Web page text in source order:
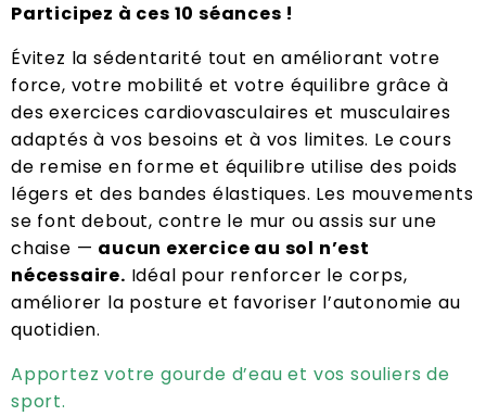
Participez à ces 10 séances !
Évitez la sédentarité tout en améliorant votre
force, votre mobilité et votre équilibre grâce à
des exercices cardiovasculaires et musculaires
adaptés à vos besoins et à vos limites. Le cours
de remise en forme et équilibre utilise des poids
légers et des bandes élastiques. Les mouvements
se font debout, contre le mur ou assis sur une
chaise — aucun exercice au sol n’est
nécessaire. Idéal pour renforcer le corps,
améliorer la posture et favoriser l’autonomie au
quotidien.
Apportez votre gourde d’eau et vos souliers de
sport.